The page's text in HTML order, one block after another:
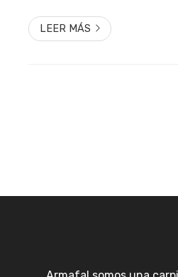
LEER MÁS